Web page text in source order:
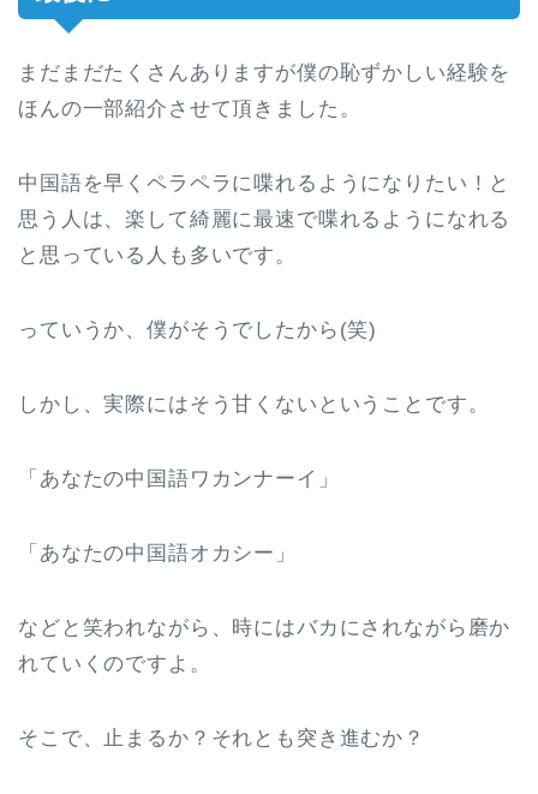
まだまだたくさんありますが僕の恥ずかしい経験を
ほんの一部紹介させて頂きました。
中国語を早くペラペラに喋れるようになりたい！と
思う人は、楽して綺麗に最速で喋れるようになれる
と思っている人も多いです。
っていうか、僕がそうでしたから(笑)
しかし、実際にはそう甘くないということです。
「あなたの中国語ワカンナーイ」
「あなたの中国語オカシー」
などと笑われながら、時にはバカにされながら磨か
れていくのですよ。
そこで、止まるか？それとも突き進むか？